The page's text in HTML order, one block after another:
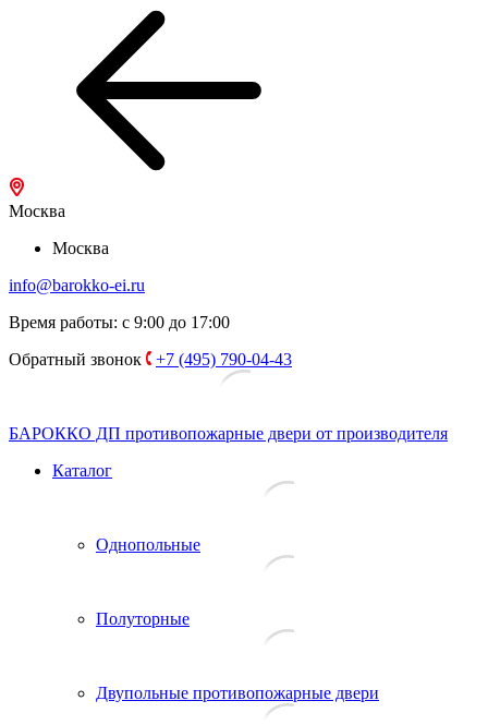
Москва
Москва
info@barokko-ei.ru
Время работы: с 9:00 до 17:00
Обратный звонок
+7 (495) 790-04-43
БАРОККО ДП противопожарные двери от производителя
Каталог
Однопольные
Полуторные
Двупольные противопожарные двери